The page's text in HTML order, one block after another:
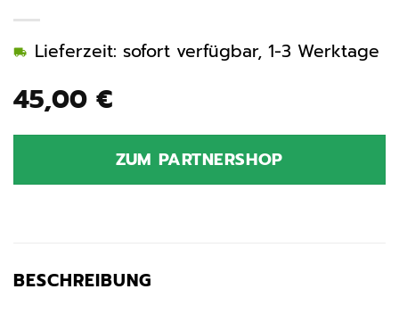
45,00 €
Lieferzeit: sofort verfügbar, 1-3 Werktage
ZUM PARTNERSHOP
BESCHREIBUNG